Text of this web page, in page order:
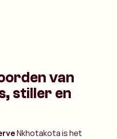
van
stiller en
Nkhotakota is het